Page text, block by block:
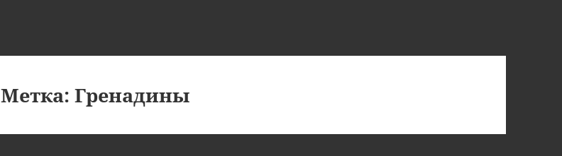
Метка:Гренадины